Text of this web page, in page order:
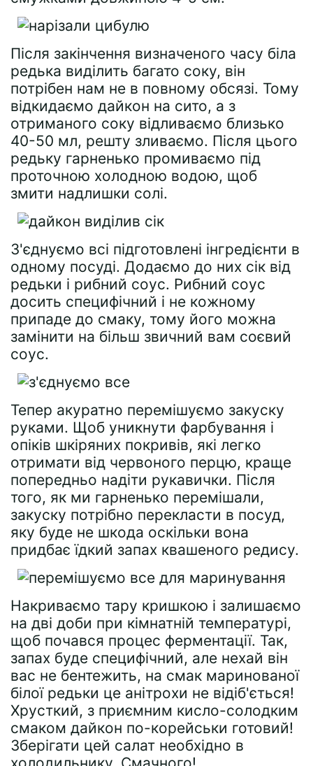
Після закінчення визначеного часу біла
редька виділить багато соку, він
потрібен нам не в повному обсязі. Тому
відкидаємо дайкон на сито, а з
отриманого соку відливаємо близько
40-50 мл, решту зливаємо. Після цього
редьку гарненько промиваємо під
проточною холодною водою, щоб
змити надлишки солі.
З'єднуємо всі підготовлені інгредієнти в
одному посуді. Додаємо до них сік від
редьки і рибний соус. Рибний соус
досить специфічний і не кожному
припаде до смаку, тому його можна
замінити на більш звичний вам соєвий
соус.
Тепер акуратно перемішуємо закуску
руками. Щоб уникнути фарбування і
опіків шкіряних покривів, які легко
отримати від червоного перцю, краще
попередньо надіти рукавички. Після
того, як ми гарненько перемішали,
закуску потрібно перекласти в посуд,
яку буде не шкода оскільки вона
придбає їдкий запах квашеного редису.
Накриваємо тару кришкою і залишаємо
на дві доби при кімнатній температурі,
щоб почався процес ферментації. Так,
запах буде специфічний, але нехай він
вас не бентежить, на смак маринованої
білої редьки це анітрохи не відіб'ється!
Хрусткий, з приємним кисло-солодким
смаком дайкон по-корейськи готовий!
Зберігати цей салат необхідно в